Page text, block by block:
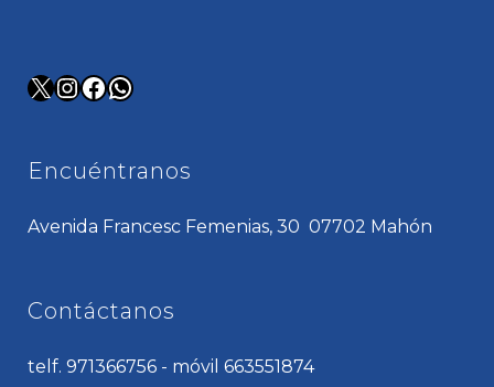
X Instagram
Facebook
WhatsApp
Encuéntranos
Avenida Francesc Femenias, 30 07702 Mahón
Contáctanos
telf. 971366756 - móvil 663551874